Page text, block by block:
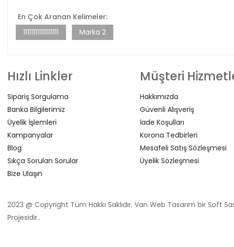
En Çok Aranan Kelimeler:
111111111111111111
Marka 2
Hızlı Linkler
Sipariş Sorgulama
Banka Bilgilerimiz
Üyelik İşlemleri
Kampanyalar
Blog
Sıkça Sorulan Sorular
Bize Ulaşın
Müşteri
Hakkımızda
Güvenli Alışveriş
İade Koşulları
Korona Tedbirleri
Mesafeli Satış Sözleşmesi
Üyelik Sözleşmesi
2023 @ Copyright Tüm Hakkı Saklıdır. Van Web Tasarım bir Soft
Projesidir..